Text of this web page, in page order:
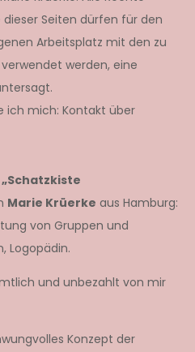
Seiten dürfen für den
Arbeitsplatz mit den zu
werden, eine
ich mich: Kontakt über
„Schatzkiste
Marie Krüerke aus Hamburg:
von Gruppen und
Logopädin.
und unbezahlt von mir
Konzept der